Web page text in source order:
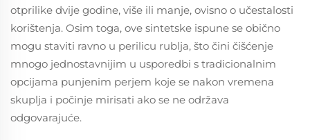
otprilike dvije godine, više ili manje, ovisno o učestalosti
korištenja. Osim toga, ove sintetske ispune se obično
mogu staviti ravno u perilicu rublja, što čini čišćenje
mnogo jednostavnijim u usporedbi s tradicionalnim
opcijama punjenim perjem koje se nakon vremena
skuplja i počinje mirisati ako se ne održava
odgovarajuće.